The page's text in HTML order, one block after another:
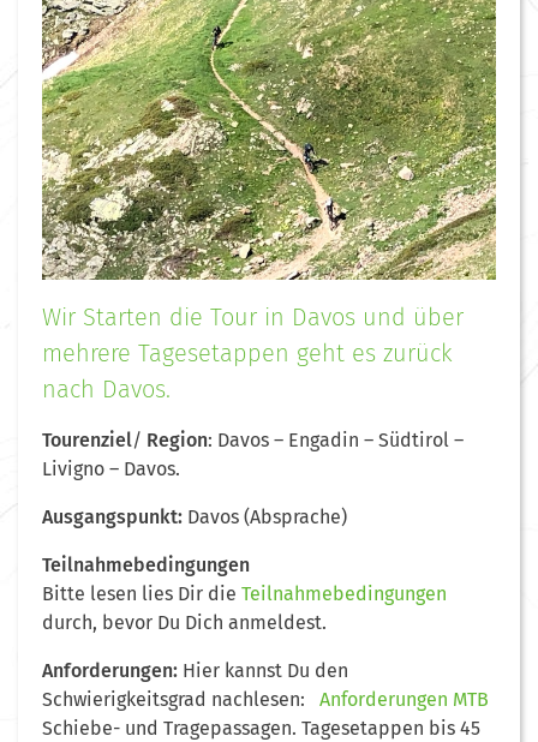
Wir Starten die Tour in Davos und über
mehrere Tagesetappen geht es zurück
nach Davos.
Tourenziel/ Region: Davos – Engadin – Südtirol –
Livigno – Davos.
Ausgangspunkt: Davos (Absprache)
Teilnahmebedingungen
Bitte lesen lies Dir die Teilnahmebedingungen
durch, bevor Du Dich anmeldest.
Anforderungen: Hier kannst Du den
Schwierigkeitsgrad nachlesen: Anforderungen MTB
Schiebe- und Tragepassagen. Tagesetappen bis 45